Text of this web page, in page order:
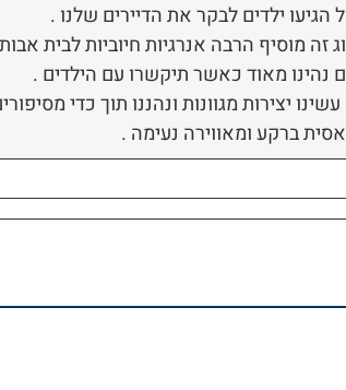
הגיעו ילדים לבקר את הדיירים שלנו .
זה מוסיף הרבה אנרגיות חיוביות לבית
נהינו מאוד כאשר תיקשרו עם הילדים .
יצירות מגוונות ונהננו תוך כדי
ברקע ומאווירה נעימה .